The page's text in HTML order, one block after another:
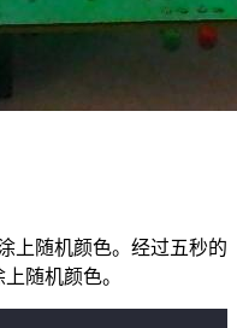
上随机颜色。经过五秒的
随机颜色。